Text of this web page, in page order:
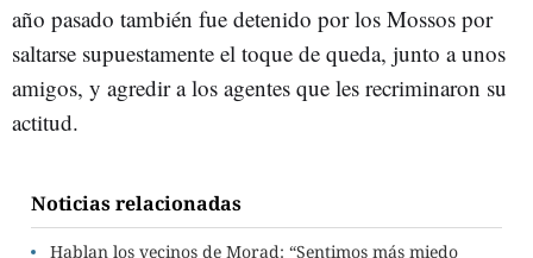
año pasado también fue detenido por los Mossos por
saltarse supuestamente el toque de queda, junto a unos
amigos, y agredir a los agentes que les recriminaron su
actitud.
Noticias relacionadas
Hablan los vecinos de Morad: “Sentimos más miedo